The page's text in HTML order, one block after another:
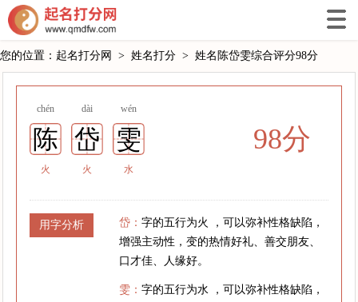
您的位置： 起名打分网 > 姓名打分 > 姓名陈岱雯综合评分98分
chén dài wén
陈 岱 雯
火 火 水
98分
用字分析 岱：字的五行为火 ，可以弥补性格缺陷，
增强主动性，变的热情好礼、善交朋友、
口才佳、人缘好。
雯：字的五行为水 ，可以弥补性格缺陷，